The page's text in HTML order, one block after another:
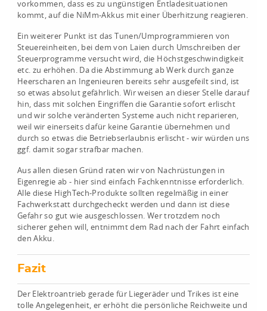
vorkommen, dass es zu ungünstigen Entladesituationen
kommt, auf die NiMm-Akkus mit einer Überhitzung reagieren.
Ein weiterer Punkt ist das Tunen/Umprogrammieren von
Steuereinheiten, bei dem von Laien durch Umschreiben der
Steuerprogramme versucht wird, die Höchstgeschwindigkeit
etc. zu erhöhen. Da die Abstimmung ab Werk durch ganze
Heerscharen an Ingenieuren bereits sehr ausgefeilt sind, ist
so etwas absolut gefährlich. Wir weisen an dieser Stelle darauf
hin, dass mit solchen Eingriffen die Garantie sofort erlischt
und wir solche veränderten Systeme auch nicht reparieren,
weil wir einerseits dafür keine Garantie übernehmen und
durch so etwas die Betriebserlaubnis erlischt - wir würden uns
ggf. damit sogar strafbar machen.
Aus allen diesen Gründ raten wir von Nachrüstungen in
Eigenregie ab - hier sind einfach Fachkenntnisse erforderlich.
Alle diese HighTech-Produkte sollten regelmäßig in einer
Fachwerkstatt durchgecheckt werden und dann ist diese
Gefahr so gut wie ausgeschlossen. Wer trotzdem noch
sicherer gehen will, entnimmt dem Rad nach der Fahrt einfach
den Akku.
Fazit
Der Elektroantrieb gerade für Liegeräder und Trikes ist eine
tolle Angelegenheit, er erhöht die persönliche Reichweite und